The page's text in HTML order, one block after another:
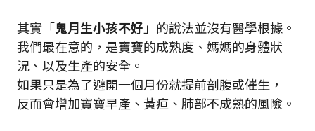
其實「鬼月生小孩不好 」的說法並沒有醫學根據。
我們最在意的，是寶寶的成熟度、媽媽的身體狀
況、以及生產的安全。
如果只是為了避開一個月份就提前剖腹或催生，
反而會增加寶寶早產、黃疸、肺部不成熟的風險。